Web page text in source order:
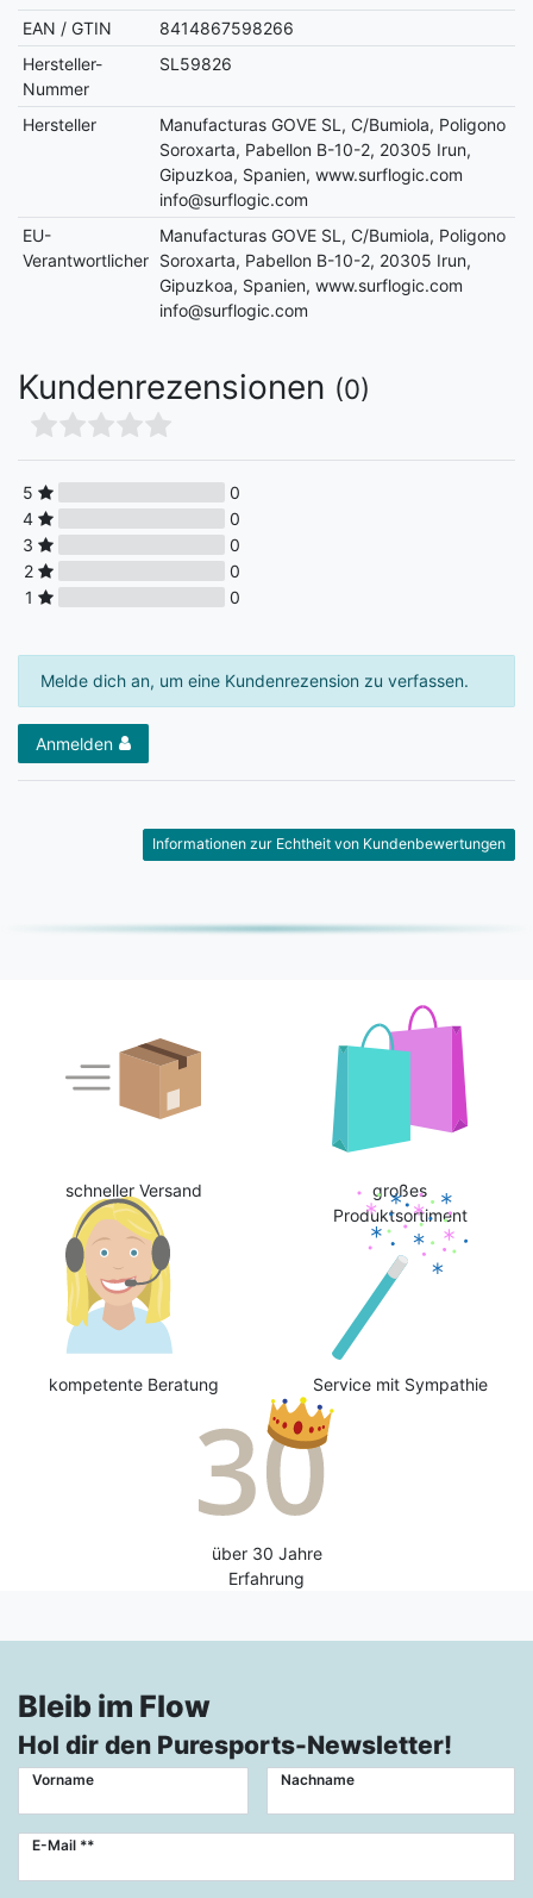
EAN / GTIN
8414867598266
Hersteller-
Nummer
SL59826
Hersteller
Manufacturas GOVE SL, C/Bumiola, Poligono
Soroxarta, Pabellon B-10-2, 20305 Irun,
Gipuzkoa, Spanien, www.surflogic.com
info@surflogic.com
EU-
Verantwortlicher
Manufacturas GOVE SL, C/Bumiola, Poligono
Soroxarta, Pabellon B-10-2, 20305 Irun,
Gipuzkoa, Spanien, www.surflogic.com
info@surflogic.com
Kundenrezensionen (0)
5
0
4
0
3
0
2
0
1
0
Melde dich an, um eine Kundenrezension zu verfassen.
Anmelden
Informationen zur Echtheit von Kundenbewertungen
schneller Versand
großes
Produktsortiment
kompetente Beratung Service mit Sympathie
über 30 Jahre
Erfahrung
Bleib im Flow
Hol dir den Puresports-Newsletter!
Vorname Nachname
E-Mail **
Newsletter